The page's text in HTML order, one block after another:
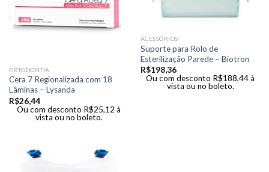
ORTODONTIA
Cera 7 Regionalizada com 18
Lâminas – Lysanda
R$26,44
Ou com desconto R$25,12 à
vista ou no boleto.
ACESSÓRIOS
Suporte para Rolo de
Esterilização Parede – Biotron
R$198,36
Ou com desconto R$188,44à
vista ou no boleto.